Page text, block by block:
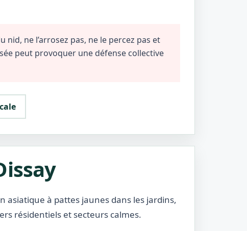
nid, ne l’arrosez pas, ne le percez pas et
peut provoquer une défense collective
asiatique à pattes jaunes dans les jardins,
résidentiels et secteurs calmes.